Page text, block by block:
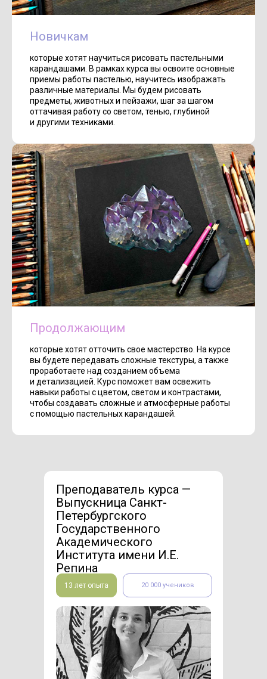
Новичкам
которые хотят научиться рисовать пастельными
карандашами. В рамках курса вы освоите основные
приемы работы пастелью, научитесь изображать
различные материалы. Мы будем рисовать
предметы, животных и пейзажи, шаг за шагом
оттачивая работу со светом, тенью, глубиной
и другими техниками.
Продолжающим
которые хотят отточить свое мастерство. На курсе
вы будете передавать сложные текстуры, а также
проработаете над созданием объема
и детализацией. Курс поможет вам освежить
навыки работы с цветом, светом и контрастами,
чтобы создавать сложные и атмосферные работы
с помощью пастельных карандашей.
Преподаватель курса —
Выпускница Санкт-
Петербургского
Государственного
Академического
Института имени И.Е.
Репина
20 000 учеников
13 лет опыта